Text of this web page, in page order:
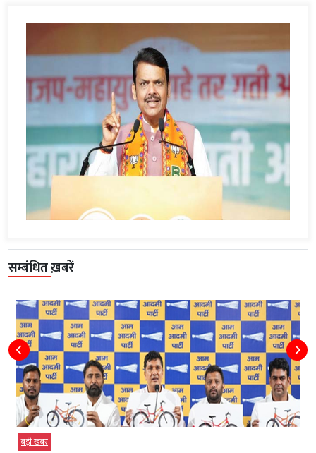
सम्बंधित ख़बरें
बड़ी खबर